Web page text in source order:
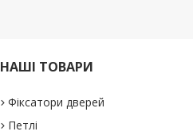
НАШІ ТОВАРИ
Фіксатори дверей
Петлі